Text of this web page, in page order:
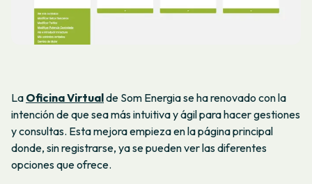
La Oficina Virtualde Som Energiase ha renovado con la
intención de que sea más intuitiva y ágil para hacer gestiones
y consultas. Esta mejora empieza en la página principal
donde, sin registrarse, ya se pueden ver las diferentes
opciones que ofrece.